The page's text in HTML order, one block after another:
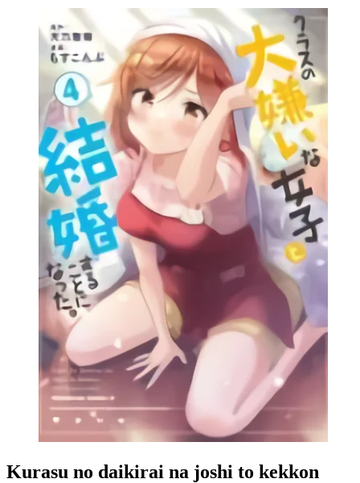
Kurasu no daikirai na joshi to kekkon